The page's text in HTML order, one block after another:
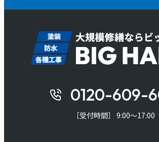
0120-609-
［受付時間］ 9:00～17:00